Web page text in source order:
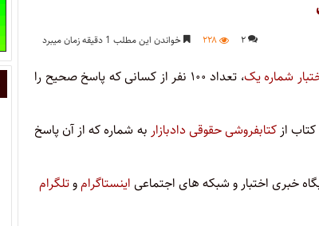
۲ ۲۲۸ خواندن این مطلب 1 دقیقه زمان میبرد
شماره یک
، تعداد ۱۰۰ نفر از کسانی که پاسخ صحیح را
کتابفروشی حقوقی دادبازار به شماره که از آن پاسخ
اینستاگراموتلگرام